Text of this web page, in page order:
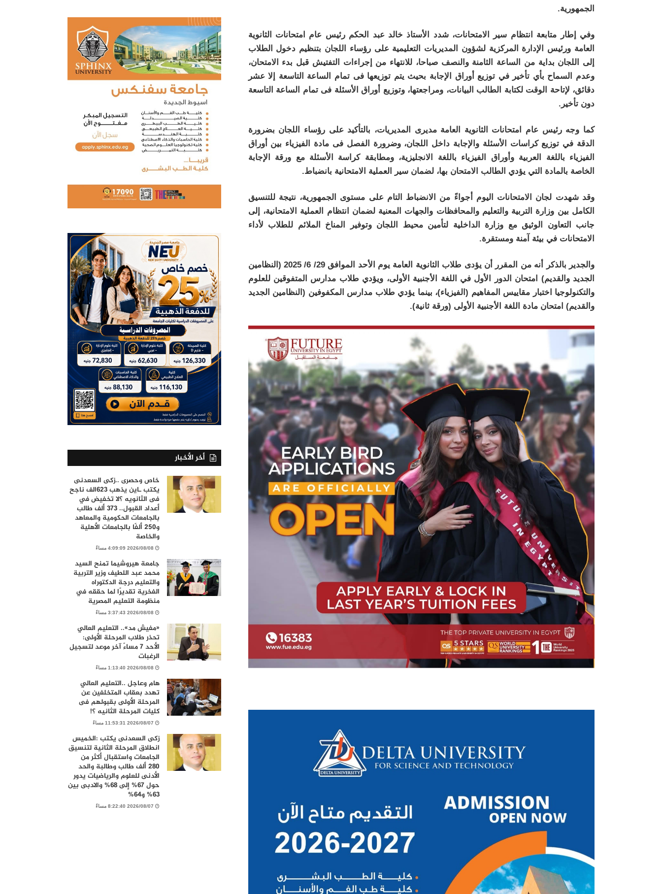
الجمهورية.
وفي إطار متابعة انتظام سير الامتحانات، شدد الأستاذ خالد عبد الحكم رئيس عام امتحانات الثانوية
العامة ورئيس الإدارة المركزية لشؤون المديريات التعليمية على رؤساء اللجان بتنظيم دخول الطلاب
إلى اللجان بداية من الساعة الثامنة والنصف صباحا، للانتهاء من إجراءات التفتيش قبل بدء الامتحان،
وعدم السماح بأي تأخير في توزيع أوراق الإجابة بحيث يتم توزيعها فى تمام الساعة التاسعة إلا عشر
دقائق، لإتاحة الوقت لكتابة الطالب البيانات، ومراجعتها، وتوزيع أوراق الأسئلة فى تمام الساعة التاسعة
دون تأخير.
كما وجه رئيس عام امتحانات الثانوية العامة مديرى المديريات، بالتأكيد على رؤساء اللجان بضرورة
الدقة في توزيع كراسات الأسئلة والإجابة داخل اللجان، وضرورة الفصل فى مادة الفيزياء بين أوراق
الفيزياء باللغة العربية وأوراق الفيزياء باللغة الانجليزية، ومطابقة كراسة الأسئلة مع ورقة الإجابة
الخاصة بالمادة التي يؤدي الطالب الامتحان بها، لضمان سير العملية الامتحانية بانضباط.
وقد شهدت لجان الامتحانات اليوم أجواءً من الانضباط التام على مستوى الجمهورية، نتيجة للتنسيق
الكامل بين وزارة التربية والتعليم والمحافظات والجهات المعنية لضمان انتظام العملية الامتحانية، إلى
جانب التعاون الوثيق مع وزارة الداخلية لتأمين محيط اللجان وتوفير المناخ الملائم للطلاب لأداء
الامتحانات في بيئة آمنة ومستقرة.
والجدير بالذكر أنه من المقرر أن يؤدى طلاب الثانوية العامة يوم الأحد الموافق 29/ 6/ 2025 (النظامين
الجديد والقديم) امتحان الدور الأول في اللغة الأجنبية الأولى، ويؤدي طلاب مدارس المتفوقين للعلوم
والتكنولوجيا اختبار مقاييس المفاهيم (الفيزياء)، بينما يؤدي طلاب مدارس المكفوفين (النظامين الجديد
والقديم) امتحان مادة اللغة الأجنبية الأولى (ورقة ثانية).
أخر الأخبار
خاص وحصرى ..زكى السعدنى
يكتب ـاين يذهب ٦٢٣الف ناجح
فى الثانويه ؟لا تخفيض في
أعداد القبول.. 373 ألف طالب
بالجامعات الحكومية والمعاهد
و250 ألفًا بالجامعات الأهلية
والخاصة
2026/08/08 4:09:09 مساءً
جامعة هيروشيما تمنح السيد
محمد عبد اللطيف وزير التربية
والتعليم درجة الدكتوراه
الفخرية تقديرًا لما حققه في
منظومة التعليم المصرية
2026/08/08 3:37:43 مساءً
«مفيش مد».. التعليم العالي
تحذر طلاب المرحلة الأولى:
الأحد 7 مساءً آخر موعد لتسجيل
الرغبات
2026/08/08 1:13:40 مساءً
هام وعاجل ..التعليم العالي
تهدد بعقاب المتخلفين عن
المرحلة الأولى بقبولهم فى
كليات المرحلة الثانيه ؟!
2026/08/07 11:53:31 مساءً
زكى السعدنى يكتب :الخميس
انطلاق المرحلة الثانية لتنسيق
الجامعات واستقبال أكثر من
280 ألف طالب وطالبة والحد
الأدنى للعلوم والرياضيات يدور
حول 67% إلى 68% والادبى بين
63% و64%
2026/08/07 8:22:40 مساءً